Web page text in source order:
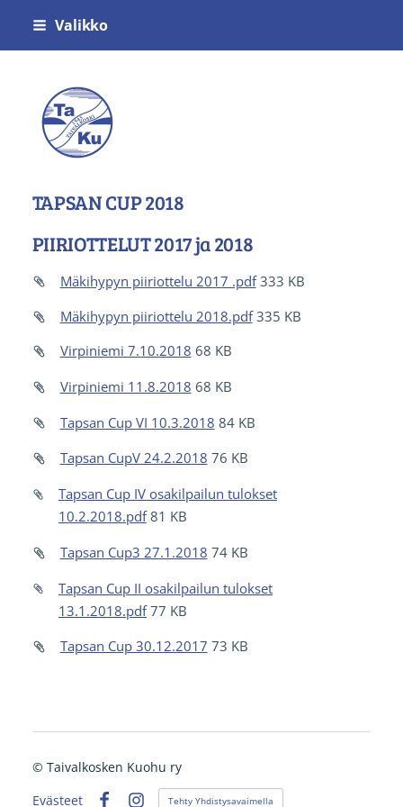
Siirry
Valikko
Voimistelu- ja Urheiluseura Taivalkosken
TAPSAN CUP 2018
PIIRIOTTELUT 2017 ja 2018
Mäkihypyn piiriottelu 2017 .pdf 333 KB
Mäkihypyn piiriottelu 2018.pdf 335 KB
Virpiniemi 7.10.2018 68 KB
Virpiniemi 11.8.2018 68 KB
Tapsan Cup VI 10.3.2018 84 KB
Tapsan CupV 24.2.2018 76 KB
Tapsan Cup IV osakilpailun tulokset
10.2.2018.pdf 81 KB
Tapsan Cup3 27.1.2018 74 KB
Tapsan Cup II osakilpailun tulokset
13.1.2018.pdf 77 KB
Tapsan Cup 30.12.2017 73 KB
© Taivalkosken Kuohu ry
Evästeet
Tehty Yhdistysavaimella